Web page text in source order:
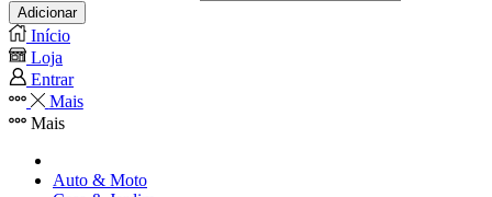
Adicionar
Início
Loja
Entrar
Mais
Mais
Auto & Moto